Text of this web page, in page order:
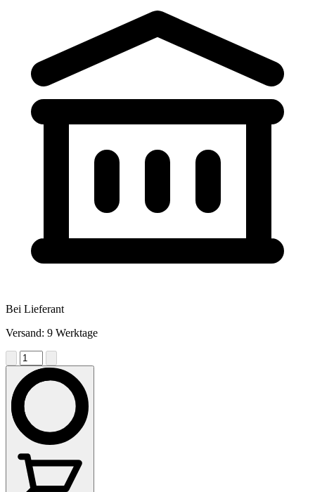
Bei Lieferant
Versand: 9 Werktage